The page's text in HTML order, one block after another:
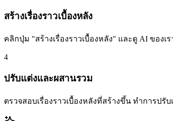
สร้างเรื่องราวเบื้องหลัง
คลิกปุ่ม "สร้างเรื่องราวเบื้องหลัง" และดู AI ของ
4
ปรับแต่งและผสานรวม
ตรวจสอบเรื่องราวเบื้องหลังที่สร้างขึ้น ทำการปรั